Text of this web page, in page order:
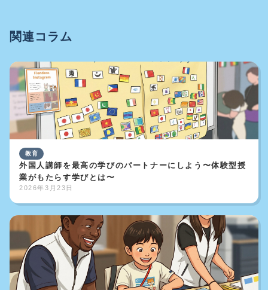
関連コラム
教育
外国人講師を最高の学びのパートナーにしよう〜体験型授
業がもたらす学びとは〜
2026年3月23日